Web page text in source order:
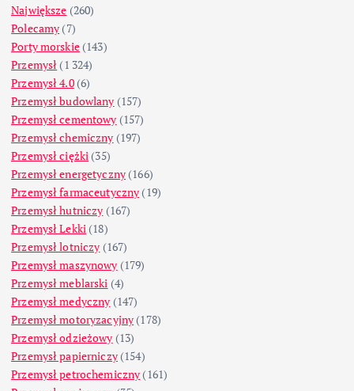
Największe (260)
Polecamy (7)
Porty morskie(143)
Przemysł (1 324)
Przemysł 4.0(6)
Przemysł budowlany (157)
Przemysł cementowy (157)
Przemysł chemiczny (197)
Przemysł ciężki (35)
Przemysł energetyczny (166)
Przemysł farmaceutyczny (19)
Przemysł hutniczy (167)
Przemysł Lekki (18)
Przemysł lotniczy (167)
Przemysł maszynowy (179)
Przemysł meblarski (4)
Przemysł medyczny (147)
Przemysł motoryzacyjny (178)
Przemysł odzieżowy (13)
Przemysł papierniczy(154)
Przemysł petrochemiczny (161)